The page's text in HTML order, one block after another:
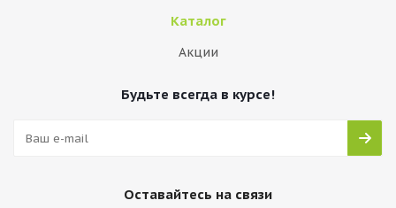
Каталог
Акции
Будьте всегда в курсе!
Оставайтесь на связи